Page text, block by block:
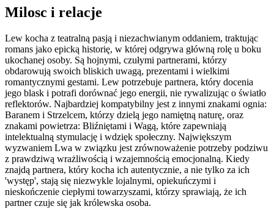
Milosc i relacje
Lew kocha z teatralną pasją i niezachwianym oddaniem, traktując
romans jako epicką historię, w której odgrywa główną rolę u boku
ukochanej osoby. Są hojnymi, czułymi partnerami, którzy
obdarowują swoich bliskich uwagą, prezentami i wielkimi
romantycznymi gestami. Lew potrzebuje partnera, który docenia
jego blask i potrafi dorównać jego energii, nie rywalizując o światło
reflektorów. Najbardziej kompatybilny jest z innymi znakami ognia:
Baranem i Strzelcem, którzy dzielą jego namiętną naturę, oraz
znakami powietrza: Bliźniętami i Wagą, które zapewniają
intelektualną stymulację i wdzięk społeczny. Największym
wyzwaniem Lwa w związku jest zrównoważenie potrzeby podziwu
z prawdziwą wrażliwością i wzajemnością emocjonalną. Kiedy
znajdą partnera, który kocha ich autentycznie, a nie tylko za ich
'występ', stają się niezwykle lojalnymi, opiekuńczymi i
nieskończenie ciepłymi towarzyszami, którzy sprawiają, że ich
partner czuje się jak królewska osoba.